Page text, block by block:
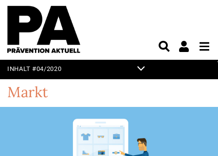
INHALT #04/2020
TITELTHEMA
KURZ & KNAPP
Markt